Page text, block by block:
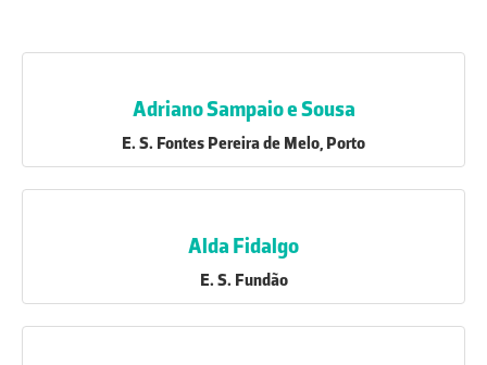
Adriano Sampaio e Sousa
E. S. Fontes Pereira de Melo, Porto
Alda Fidalgo
E. S. Fundão